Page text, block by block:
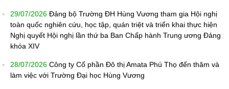
29/07/2026 Đảng bộ Trường ĐH Hùng Vương tham gia Hội nghị
toàn quốc nghiên cứu, học tập, quán triệt và triển khai thực hiện
Nghị quyết Hội nghị lần thứ ba Ban Chấp hành Trung ương Đảng
khóa XIV
28/07/2026 Công ty Cổ phần Đô thị Amata Phú Thọ đến thăm và
làm việc với Trường Đại học Hùng Vương